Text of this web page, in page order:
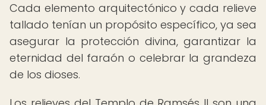
Cada elemento arquitectónico y cada relieve
tallado tenían un propósito específico, ya sea
asegurar la protección divina, garantizar la
eternidad del faraón o celebrar la grandeza
de los dioses.